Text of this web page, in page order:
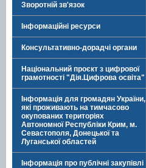
Зворотній зв'язок
Інформаційні ресурси
Консультативно-дорадчі органи
Національний проєкт з цифрової
грамотності "Дія.Цифрова освіта"
Інформація для громадян України,
які проживають на тимчасово
окупованих територіях
Автономної Республіки Крим, м.
Севастополя, Донецької та
Луганської областей
Інформація про публічні закупівлі